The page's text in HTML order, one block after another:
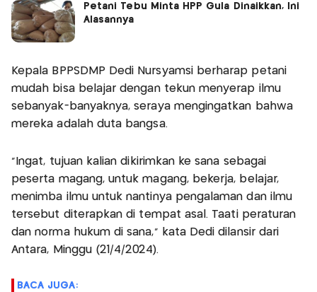
Petani Tebu Minta HPP Gula Dinaikkan, Ini
Alasannya
Kepala BPPSDMP Dedi Nursyamsi berharap petani
mudah bisa belajar dengan tekun menyerap ilmu
sebanyak-banyaknya, seraya mengingatkan bahwa
mereka adalah duta bangsa.
"Ingat, tujuan kalian dikirimkan ke sana sebagai
peserta magang, untuk magang, bekerja, belajar,
menimba ilmu untuk nantinya pengalaman dan ilmu
tersebut diterapkan di tempat asal. Taati peraturan
dan norma hukum di sana," kata Dedi dilansir dari
Antara, Minggu (21/4/2024).
BACA JUGA: